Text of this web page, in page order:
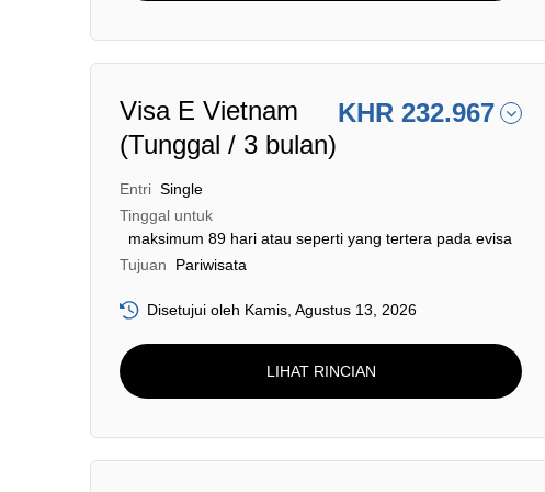
Visa E Vietnam
(Tunggal / 3 bulan)
KHR 232.967
Entri Single
Tinggal untuk
maksimum 89 hari atau seperti yang tertera pada evisa
Tujuan
Pariwisata
Disetujui oleh Kamis, Agustus 13, 2026
LIHAT RINCIAN